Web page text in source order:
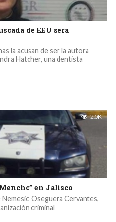
de EEU será
la acusan de ser la autora
Hatcher, una dentista
2.0K
en Jalisco
Oseguera Cervantes,
criminal